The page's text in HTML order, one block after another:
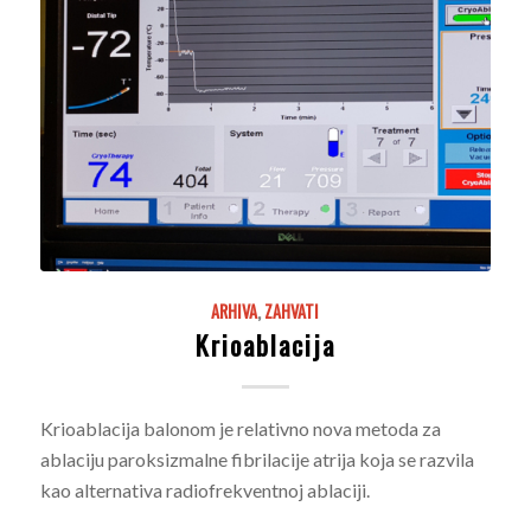
ARHIVA,ZAHVATI
Krioablacija
Krioablacija balonom je relativno nova metoda za
ablaciju paroksizmalne fibrilacije atrija koja se razvila
kao alternativa radiofrekventnoj ablaciji.